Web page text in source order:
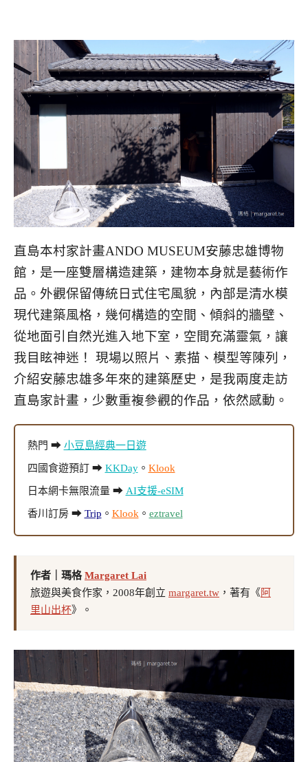
直島本村家計畫ANDO MUSEUM安藤忠雄博物
館，是一座雙層構造建築，建物本身就是藝術作
品。外觀保留傳統日式住宅風貌，內部是清水模
現代建築風格，幾何構造的空間、傾斜的牆壁、
從地面引自然光進入地下室，空間充滿靈氣，讓
我目眩神迷！ 現場以照片、素描、模型等陳列，
介紹安藤忠雄多年來的建築歷史 ，是我兩度走訪
直島家計畫，少數重複參觀的作品，依然感動 。
熱門 ➡ 小豆島經典一日遊
四國食遊預訂 ➡ KKDay。 Klook
日本網卡無限流量 ➡ AI支援-eSIM
香川訂房 ➡ Trip 。 Klook 。 eztravel
作者｜瑪格Margaret Lai
旅遊與美食作家，2008年創立 margaret.tw ，著有《阿
里山出杯》。